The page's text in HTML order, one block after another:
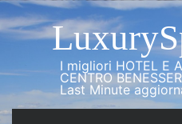
I migliori HOTEL E
CENTRO
Last Minute